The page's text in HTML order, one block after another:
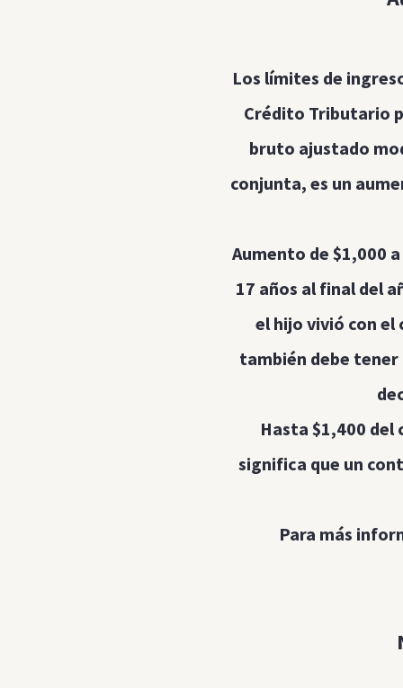
Los límites de
Crédito Tributario
bruto ajustado
conjunta, es un
Aumento de $1,000
17 años al final del
el hijo vivió con el
también debe tener
Hasta $1,400
significa que un
Para más